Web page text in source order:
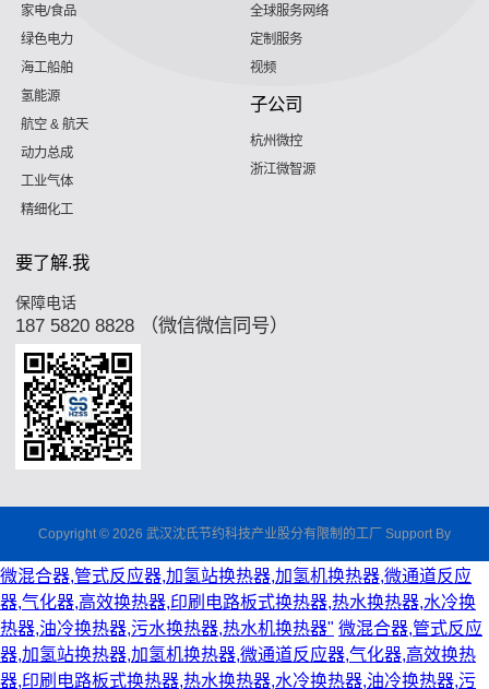
家电/食品
绿色电力
海工船舶
氢能源
航空 & 航天
动力总成
工业气体
精细化工
全球服务网络
定制服务
视频
子公司
杭州微控
浙江微智源
要了解.我
保障电话
187 5820 8828 （微信微信同号）
Copyright © 2026 武汉沈氏节约科技产业股分有限制的工厂 Support By
微混合器,管式反应器,加氢站换热器,加氢机换热器,微通道反应
器,气化器,高效换热器,印刷电路板式换热器,热水换热器,水冷换
热器,油冷换热器,污水换热器,热水机换热器" 微混合器,管式反应
器,加氢站换热器,加氢机换热器,微通道反应器,气化器,高效换热
器,印刷电路板式换热器,热水换热器,水冷换热器,油冷换热器,污